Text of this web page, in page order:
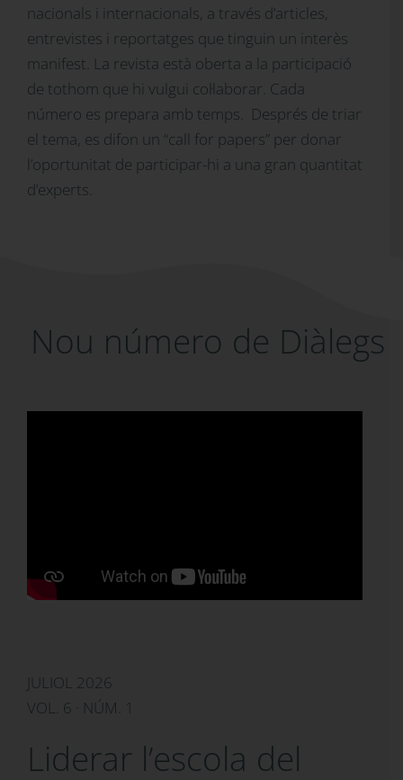
nacionals i internacionals, a través d’articles,
entrevistes i reportatges que tinguin un interès
manifest. La revista està oberta a la participació
de tothom que hi vulgui col·laborar. Cada
número es prepara amb temps. Després de triar
el tema, es difon un “call for papers” per donar
l’oportunitat de participar-hi a una gran quantitat
d’experts.
Nou número de Diàlegs
JULIOL 2026
VOL. 6 · NÚM. 1
Liderar l’escola del